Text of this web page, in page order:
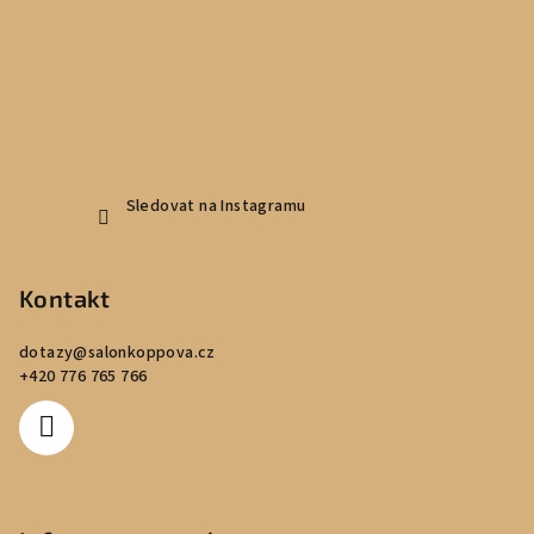
Sledovat na Instagramu
Kontakt
dotazy@salonkoppova.cz
+420 776 765 766